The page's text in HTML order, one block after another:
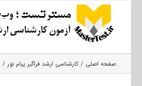
صفحه اصلی کارشناسی ارشد فراگیر پیام نور